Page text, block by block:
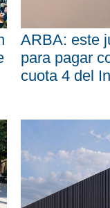
ARBA: este
para pagar
cuota 4 del